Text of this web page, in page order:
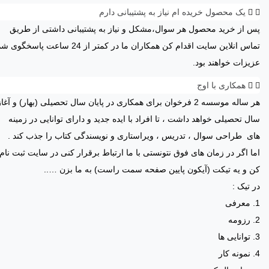
یک محصول خریده ام نیاز به پشتیبانی دارم
پس از خرید محصول هر سوال،مشکل و نیاز به پشتیبانی داشتی از طریق
تماس انلاین سایت اقدام کن همکاران ما در کمتر از 24 ساعت
عزیزات خواهند بود.
همکاری با اوج
هر ساله موسسه 2 فرخوان برای همکاری در پایان سال تحصیلی (بهار) و آغاز
سال تحصیلی خواهد داشت ، تا افراد با ایده جدید و دارای توانایی در زمینه
های طراحی سوال ، تدریس ، ویراستاری و نویسندگی کتاب را جذب کند .
اما اگر در زمان های فوق نتونستی با ما ارتباط برقرار کنی در سایت ثبت نام
کن و یه تیکت (آیکون پایین صفحه سمت راست) به ما بزن …..
در تیک :
1. معرفی
2. رزومه
3. توانایی ها
4. نمونه کار